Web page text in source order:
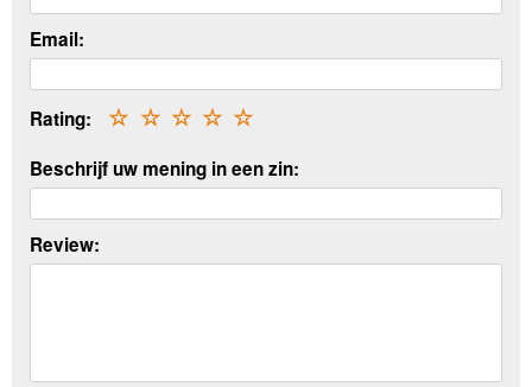
Email:
Rating: ☆
☆
☆
☆
☆
Beschrijf uw mening in een zin:
Review: